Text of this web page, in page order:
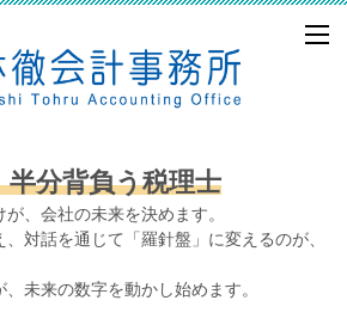
分背負う税理士
、会社の未来を決めます。
対話を通じて「羅針盤」に変えるのが、
未来の数字を動かし始めます。